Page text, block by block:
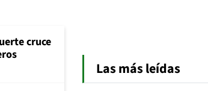
cruce
Las más leídas